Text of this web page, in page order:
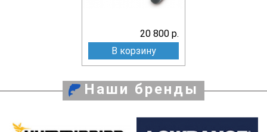
20 800 р.
В корзину
Наши бренды